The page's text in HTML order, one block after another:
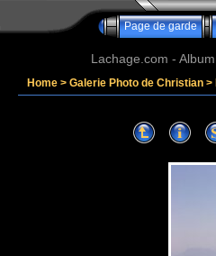
Page de garde
Lachage.com -
Home > Galerie Photo de Christian >